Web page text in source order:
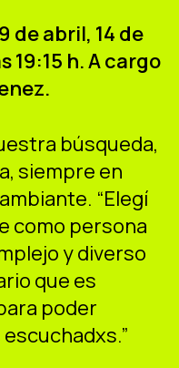
InstagramYoutube Twitter/X
de abril, 14 de
19:15 h. A cargo
búsqueda,
siempre en
“Elegí
como persona
y diverso
que es
poder